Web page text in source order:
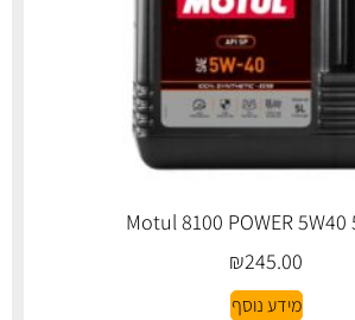
₪245.00
מידע נוסף